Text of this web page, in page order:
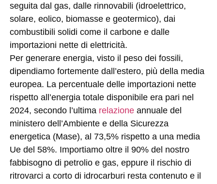
seguita dal gas, dalle rinnovabili (idroelettrico,
solare, eolico, biomasse e geotermico), dai
combustibili solidi come il carbone e dalle
importazioni nette di elettricità.
Per generare energia, visto il peso dei fossili,
dipendiamo fortemente dall’estero, più della media
europea. La percentuale delle importazioni nette
rispetto all’energia totale disponibile era pari nel
2024, secondo l’ultima relazione annuale del
ministero dell’Ambiente e della Sicurezza
energetica (Mase), al 73,5% rispetto a una media
Ue del 58%. Importiamo oltre il 90% del nostro
fabbisogno di petrolio e gas, eppure il rischio di
ritrovarci a corto di idrocarburi resta contenuto e il